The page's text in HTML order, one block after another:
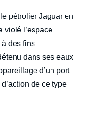
pétrolier Jaguar en
violé l’espace
des fins
dans ses eaux
d’un port
de ce type